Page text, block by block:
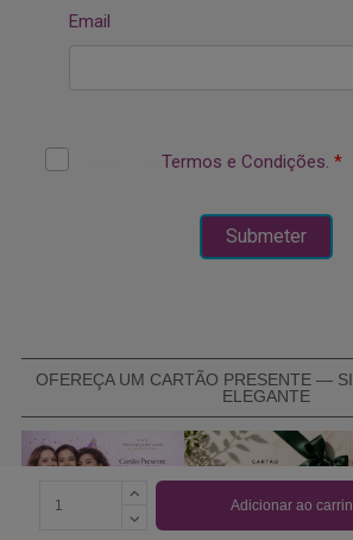
Adicionar ao
OFEREÇA UM CARTÃO PRESENTE —
ELEGANTE